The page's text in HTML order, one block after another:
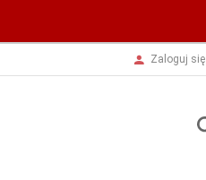
Zaloguj się